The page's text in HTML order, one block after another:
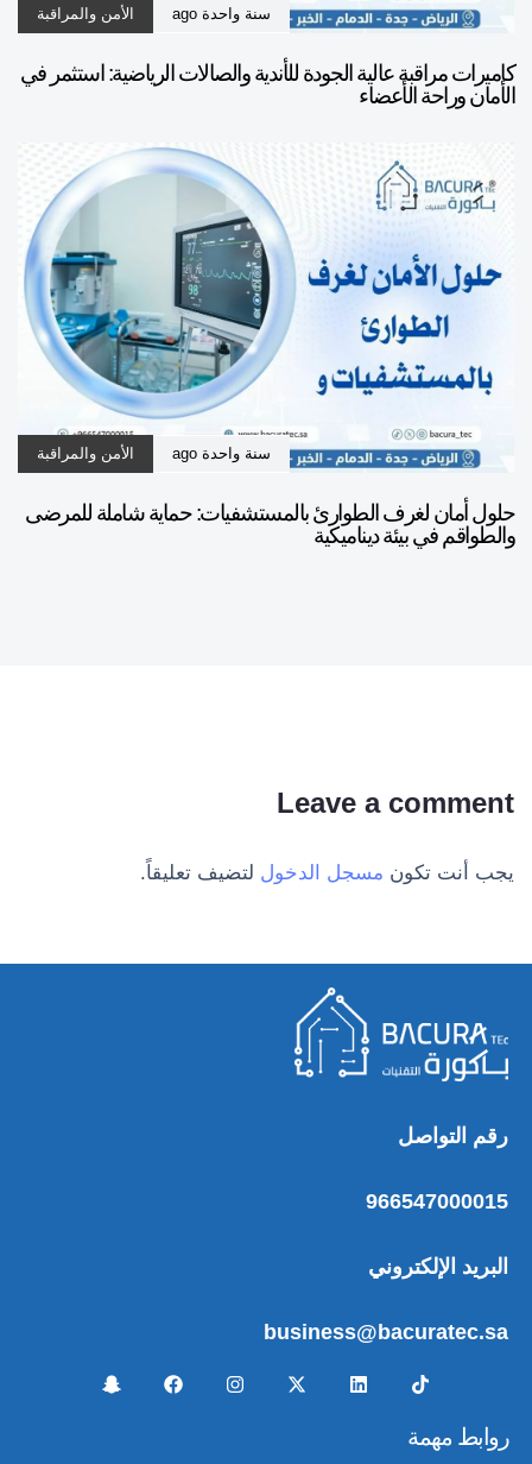
سنة واحدة ago الأمن والمراقبة
كاميرات مراقبة عالية الجودة للأندية والصالات الرياضية: استثمر في
الأمان وراحة الأعضاء
سنة واحدة ago الأمن والمراقبة
حلول أمان لغرف الطوارئ بالمستشفيات: حماية شاملة للمرضى
والطواقم في بيئة ديناميكية
Leave a comment
يجب أنت تكون مسجل الدخول لتضيف تعليقاً.
رقم التواصل
966547000015
البريد الإلكتروني
business@bacuratec.sa
روابط مهمة